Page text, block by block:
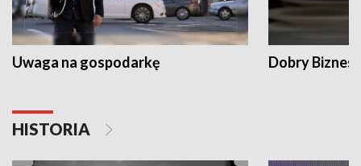
Uwaga na gospodarkę Dobry Biznes
HISTORIA